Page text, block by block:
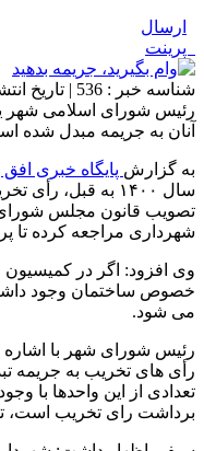
ارسال
پرینت
شناسه خبر : 536 | تاریخ انتشار : 15 مهر 1402 - 8:39 |
رئیس شورای اسلامی شهر
آنان به جریمه مبدل شده
به گزارش پایگاه خبری افق
سال ۱۴۰۰ به قبل،
تصویب قانون مجلس شورای
شهرداری مراجعه کرده تا
وی افزود: اگر در
خصوص ساختمان وجود
می شود.
رئیس شورای شهر با اشاره
رأی های تخریب به جریمه
تعدادی از این واحدها با
برداشت رای تخریب است،